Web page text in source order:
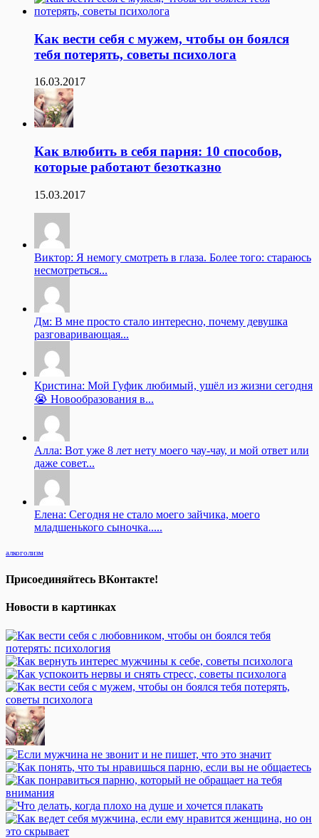
Как вести себя с мужем, чтобы он боялся
тебя потерять, советы психолога
16.03.2017
Как влюбить в себя парня: 10 способов,
которые работают безотказно
15.03.2017
Виктор: Я немогу смотреть в глаза. Более того: стараюсь
несмотреться...
Дм: В мне просто стало интересно, почему девушка
разговаривающая...
Кристина: Мой Гуфик любимый, ушёл из жизни сегодня
😭 Новообразования в...
Алла: Вот уже 8 лет нету моего чау-чау, и мой ответ или
даже совет...
Елена: Сегодня не стало моего зайчика, моего
младшенького сыночка.....
алкоголизм
Присоединяйтесь ВКонтакте!
Новости в картинках